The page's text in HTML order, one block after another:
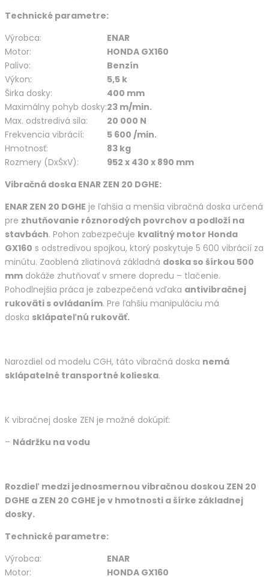
Technické parametre:
Výrobca:
ENAR
Motor:
HONDA GX160
Palivo:
Benzín
Výkon:
5,5 k
Širka dosky:
400 mm
Maximálny pohyb dosky:23 m/min.
Max. odstredivá sila:
20 000 N
Frekvencia vibrácií:
5 600 /min.
Hmotnosť:
83 kg
Rozmery (DxŠxV):
952 x 430 x 890 mm
Vibračná doska ENAR ZEN 20 DGHE:
ENAR ZEN 20 DGHE je ľahšia a menšia vibračná doska určená
pre zhutňovanie rôznorodých povrchov a podloží na
stavbách. Pohon zabezpečuje kvalitný motor Honda
GX160 s odstredivou spojkou, ktorý poskytuje 5 600 vibrácií za
minútu. Zaoblená zliatinová základná doska so šírkou 500
mm dokáže zhutňovať v smere dopredu – tlačenie.
Pohodlnejšia práca je zabezpečená vďaka antivibračnej
rukoväti s ovládaním. Pre ľahšiu manipuláciu má
doska sklápateľnú rukoväť.
Narozdiel od modelu CGH, táto vibračná doska nemá
sklápatelné transportné kolieska.
K vibračnej doske ZEN je možné dokúpiť:
– Nádržku na vodu
Rozdieľ medzi jednosmernou vibračnou doskou ZEN 20
DGHE a ZEN 20 CGHE je v hmotnosti a šírke základnej
dosky.
Technické parametre:
Výrobca:
ENAR
Motor:
HONDA GX160